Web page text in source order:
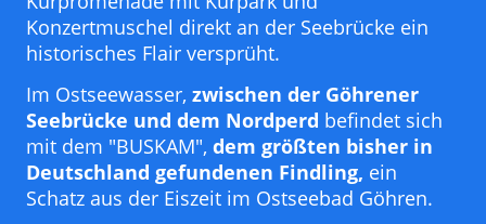
Konzertmuschel direkt an der Seebrücke ein
historisches Flair versprüht.
Im Ostseewasser, zwischen der Göhrener
Seebrücke und dem Nordperd befindet sich
mit dem "BUSKAM", dem größten bisher in
Deutschland gefundenen Findling, ein
Schatz aus der Eiszeit im Ostseebad Göhren.